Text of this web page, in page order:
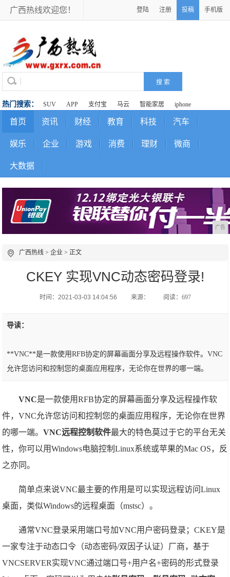
广西热线欢迎您！ 登陆 注册 投稿 手机版
热门搜索： SUV APP 支付宝 马云 智能家居 iphone
首页 资讯 财经 教育 科技 汽车
娱乐 企业 游戏 消费 理财 微商
大数据
广告
广西热线 >企业 > 正文
CKEY 实现VNC动态密码登录!
时间：2021-03-03 14:04:56 来源： 阅读：697
导读：
**VNC**是一款使用RFB协定的屏幕画面分享及远程操作软件。VNC
允许您访问和控制您的桌面应用程序，无论你在世界的哪一端。
VNC是一款使用RFB协定的屏幕画面分享及远程操作软
件，VNC允许您访问和控制您的桌面应用程序，无论你在世界
的哪一端。VNC远程控制软件最大的特色莫过于它的平台无关
性，你可以用Windows电脑控制Linux系统或苹果的Mac OS，反
之亦同。
简单点来说VNC最主要的作用是可以实现远程访问Linux
桌面，类似Windows的远程桌面（mstsc）。
通常VNC登录采用端口号加VNC用户密码登录；CKEY是
一家专注于动态口令（动态密码/双因子认证）厂商，基于
VNCSERVER实现VNC通过端口号+用户名+密码的形式登录